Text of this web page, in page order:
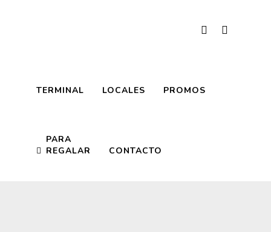
TERMINAL LOCALES PROMOS
PARA
REGALAR
CONTACTO